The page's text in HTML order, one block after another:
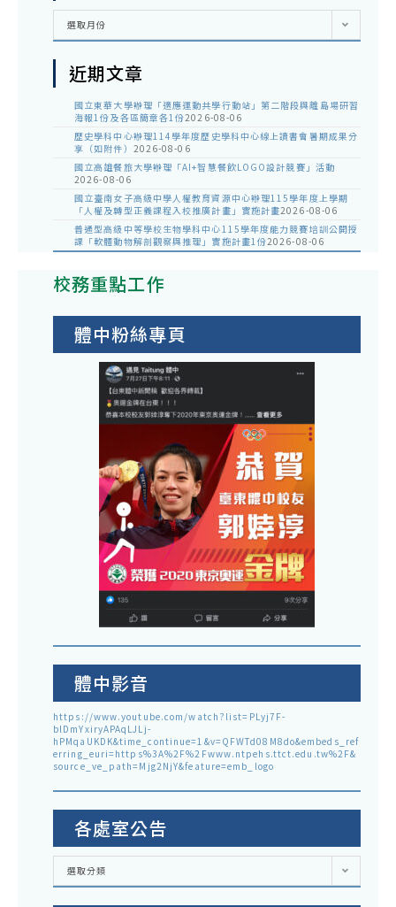
彙
選取月份
近期文章
國立東華大學辦理「適應運動共學行動站」第二階段與離島場研習
海報1份及各區簡章各1份2026-08-06
歷史學科中心辦理114學年度歷史學科中心線上讀書會暑期成果分
享（如附件） 2026-08-06
國立高雄餐旅大學辦理「AI+智慧餐飲LOGO設計競賽」活動
2026-08-06
國立臺南女子高級中學人權教育資源中心辦理115學年度上學期
「人權及轉型正義課程入校推廣計畫」實施計畫2026-08-06
普通型高級中等學校生物學科中心115學年度能力競賽培訓公開授
課「軟體動物解剖觀察與推理」實施計畫1份2026-08-06
校務重點工作
體中粉絲專頁
體中影音
https://www.youtube.com/watch?list=PLyj7F-
blDmYxiryAPAqLJLj-
hPMqaUKDK&time_continue=1&v=QFWTd08M8do&embeds_ref
erring_euri=https%3A%2F%2Fwww.ntpehs.ttct.edu.tw%2F&
source_ve_path=Mjg2NjY&feature=emb_logo
各處室公告
各
室
選取分類